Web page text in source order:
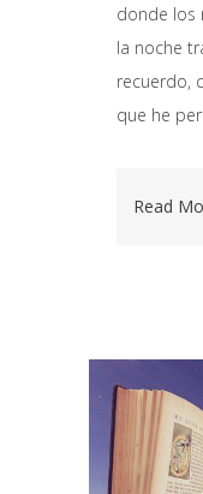
donde los
la noche
recuerdo,
que he
Read